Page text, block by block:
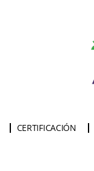
CERTIFICACIÓN